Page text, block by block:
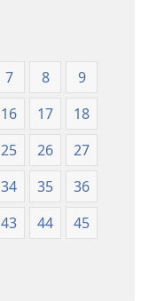
Mbalula
Nsi-
Ntoto
Mpa
(Kubasika
ya
2015)
Mbalula
Nsi-
Ntoto
Mpa
(Kubasika
ya
2015)
7 8
9
16 17
18
25 26
27
34 35
36
43 44
45